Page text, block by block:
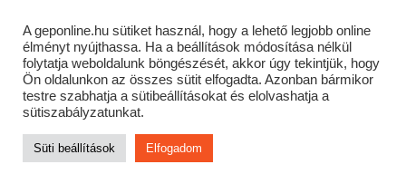
Cofidis expressz online áruhitel 0 % THM-el 10 hónapra!
Most minden akciós HQ láncfűrészhez ajándékba adunk egy fűrészláncot!
Részletek ide kattintva!
KERTÉSZETI – ERDÉSZETI – ÉPÍTŐIPARI GÉP WEBSHOP
A geponline.hu sütiket használ, hogy a lehető legjobb online
élményt nyújthassa. Ha a beállítások módosítása nélkül
folytatja weboldalunk böngészését, akkor úgy tekintjük, hogy
Ön oldalunkon az összes sütit elfogadta. Azonban bármikor
testre szabhatja a sütibeállításokat és elolvashatja a
sütiszabályzatunkat.
Süti beállítások Elfogadom